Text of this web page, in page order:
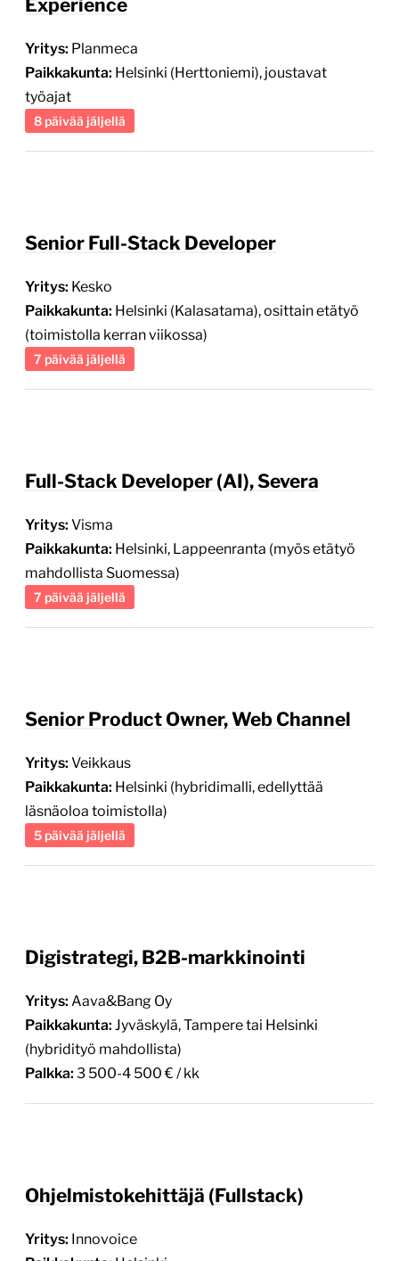
Experience
Yritys: Planmeca
Paikkakunta: Helsinki (Herttoniemi), joustavat
työajat
8 päivää jäljellä
Senior Full-Stack Developer
Yritys: Kesko
Paikkakunta: Helsinki (Kalasatama), osittain etätyö
(toimistolla kerran viikossa)
7 päivää jäljellä
Full-Stack Developer (AI), Severa
Yritys: Visma
Paikkakunta: Helsinki, Lappeenranta (myös etätyö
mahdollista Suomessa)
7 päivää jäljellä
Senior Product Owner, Web Channel
Yritys: Veikkaus
Paikkakunta: Helsinki (hybridimalli, edellyttää
läsnäoloa toimistolla)
5 päivää jäljellä
Digistrategi, B2B-markkinointi
Yritys: Aava&Bang Oy
Paikkakunta: Jyväskylä, Tampere tai Helsinki
(hybridityö mahdollista)
Palkka: 3 500-4 500 € / kk
Ohjelmistokehittäjä (Fullstack)
Yritys: Innovoice